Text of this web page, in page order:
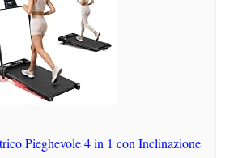
Pieghevole 4 in 1 con Inclinazione